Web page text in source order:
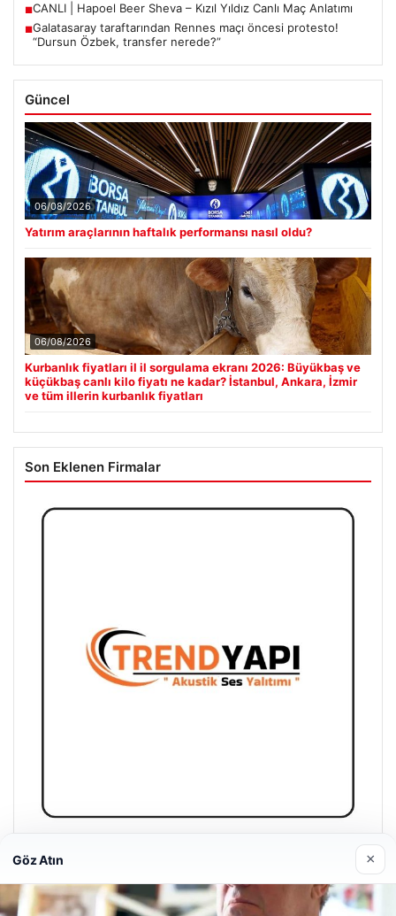
■CANLI | Hapoel Beer Sheva – Kızıl Yıldız Canlı Maç Anlatımı
■Galatasaray taraftarından Rennes maçı öncesi protesto!
“Dursun Özbek, transfer nerede?”
Güncel
06/08/2026
Yatırım araçlarının haftalık performansı nasıl oldu?
06/08/2026
Kurbanlık fiyatları il il sorgulama ekranı 2026: Büyükbaş ve
küçükbaş canlı kilo fiyatı ne kadar? İstanbul, Ankara, İzmir
ve tüm illerin kurbanlık fiyatları
Son Eklenen Firmalar
Trend Yapı Akustik
Göz Atın ×